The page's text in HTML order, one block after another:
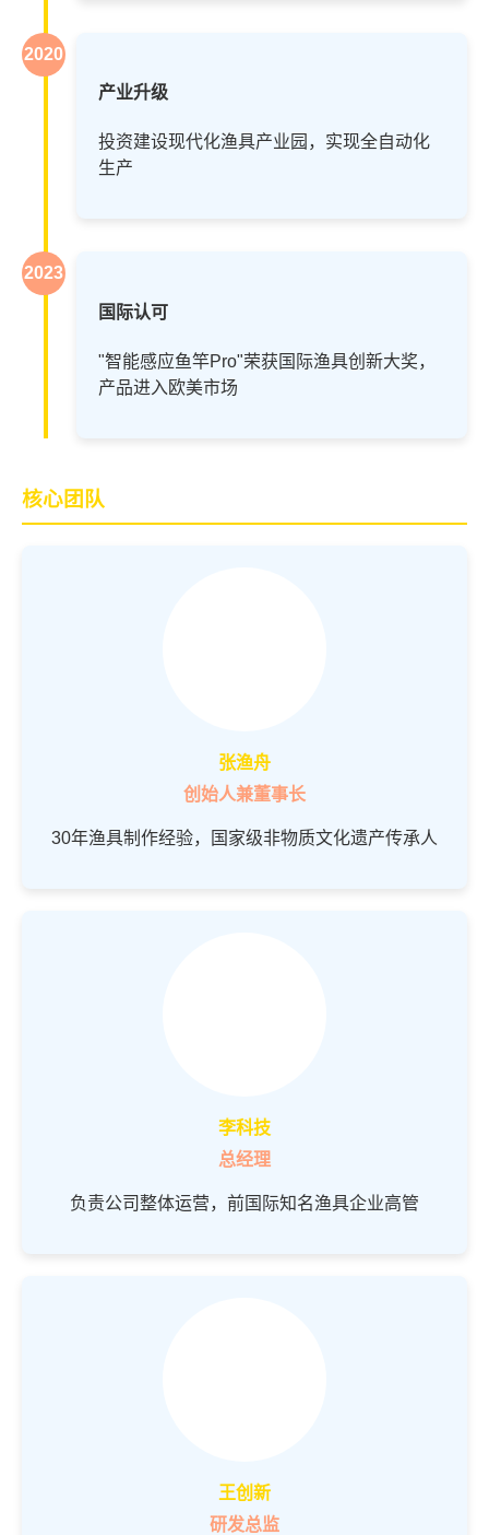
2020
产业升级
投资建设现代化渔具产业园，实现全自动化
生产
2023
国际认可
"智能感应鱼竿Pro"荣获国际渔具创新大奖，
产品进入欧美市场
核心团队
张渔舟
创始人兼董事长
30年渔具制作经验，国家级非物质文化遗产传承人
李科技
总经理
负责公司整体运营，前国际知名渔具企业高管
王创新
研发总监